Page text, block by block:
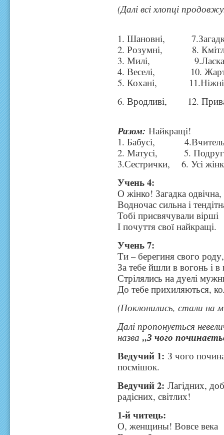
(Далі всі хлопці
1. Шановні,
2. Розумні, 8.
3. Милі,
4. Веселі, 10.
5. Кохані,
6. Вродливі, 12.
Разом: Найкращі!
1. Бабусі,
2. Матусі, 5.
3.Сестрички, 6. Усі
Учень 4:
О жінко! Загадка одвічна,
Водночас сильна і
Тобі присвячували вірші
І почуття свої найкращі.
Учень 7:
Ти – берегиня свого роду,
За тебе йшли в вогонь і в
Стрілялись на дуелі
До тебе прихиляються,
(Поклонились, стали на
Далі пропонується
назва „З чого
Ведучий 1: З чого
посмішок.
Ведучий 2: Лагідних,
радісних, світлих!
1-й читець:
О, женщины! Вовсе века